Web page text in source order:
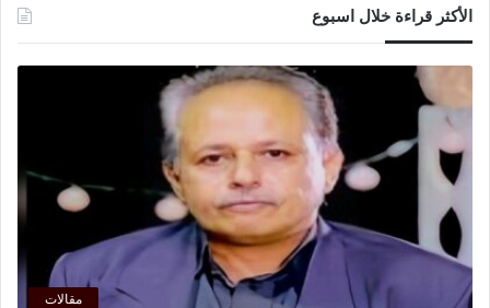
الأكثر قراءة خلال اسبوع
مقالات